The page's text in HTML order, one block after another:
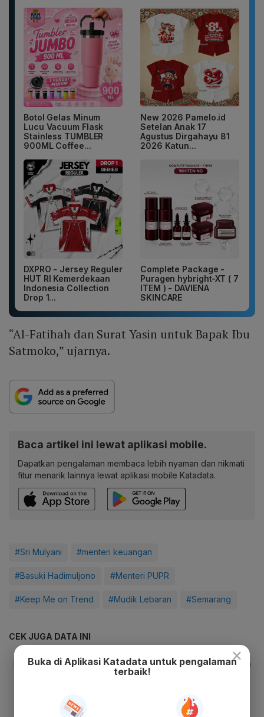
Botol Gelas Minum
Lucu Vacuum Flask
Stainless TUMBLER
900ML Coffee...
New 2026 Pamelo.id
Setelan Anak 17
Agustus Dirgahayu 81
2026 Katun...
DXPRO - Jersey Reguler
HUT RI Kemerdekaan
Indonesia Collection
Drop 1...
Complete Package -
Puragen hybright-XT ( 7
ITEM ) - DAVIENA
SKINCARE
“Al-Fatihah dan Surat Yasin untuk Bapak Ibu
Satmoko,” ujarnya.
Baca artikel ini lewat aplikasi mobile.
Dapatkan pengalaman membaca lebih nyaman dan nikmati
fitur menarik lainnya lewat aplikasi mobile Katadata.
#Sri Mulyani #menteri keuangan
#Basuki Hadimuljono #Menteri PUPR
#Keep Me on Trend #Mudik Lebaran #Semarang
CEK JUGA DATA INI
×
Buka di Aplikasi Katadata untuk pengalaman
terbaik!